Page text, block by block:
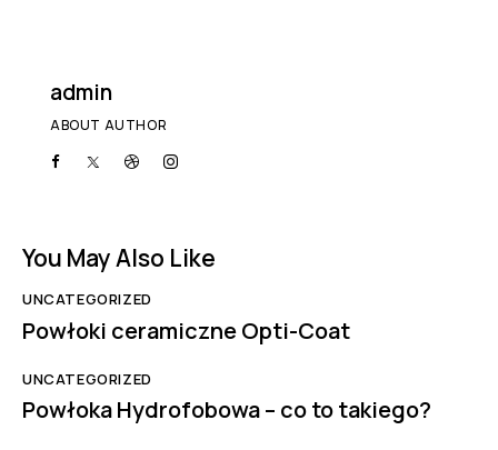
admin
ABOUT AUTHOR
You May Also Like
UNCATEGORIZED
Powłoki ceramiczne Opti-Coat
UNCATEGORIZED
Powłoka Hydrofobowa – co to takiego?